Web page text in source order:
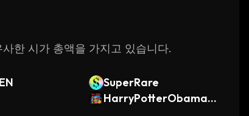
한 시가 총액을 가지고 있습니다.
SuperRare
HarryPotterObamaSo